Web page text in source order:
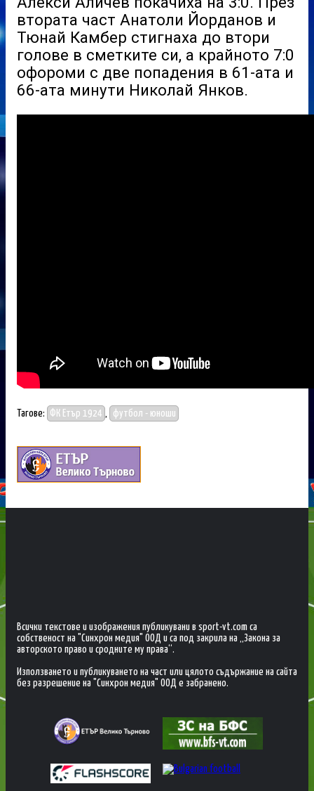
втората част Анатоли Йорданов и
Тюнай Камбер стигнаха до втори
голове в сметките си, а крайното 7:0
офороми с две попадения в 61-ата и
66-ата минути Николай Янков.
Тагове: ФК Етър 1924 футбол - юноши
Всички текстове и изображения публикувани в sport-vt.com са
собственост на "Синхрон медия" ООД и са под закрила на „Закона за
авторското право и сродните му права“.
Използването и публикуването на част или цялото съдържание на сайта
без разрешение на "Синхрон медия" ООД е забранено.